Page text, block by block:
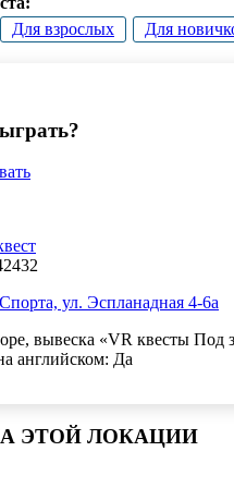
Для взрослых Для
ул. Эспланадная 4-6а
вывеска «VR квесты Под
английском: Да
ЭТОЙ ЛОКАЦИИ